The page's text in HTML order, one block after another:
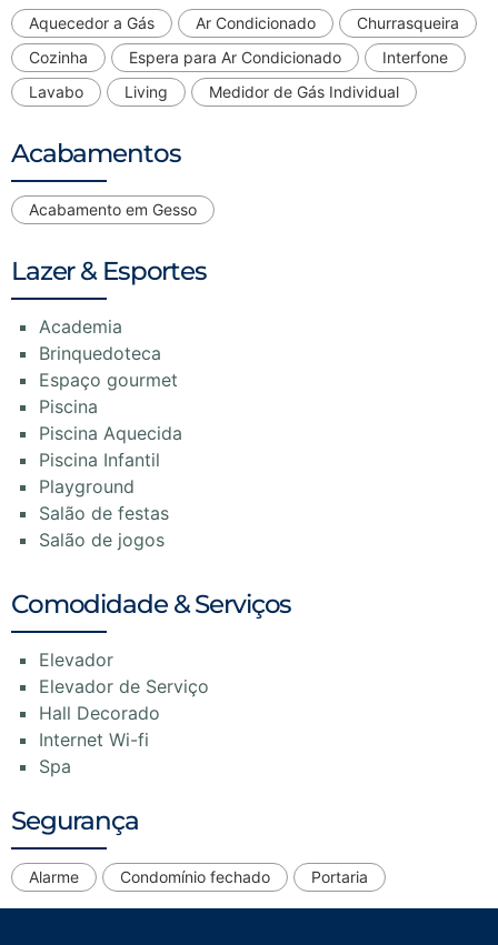
Aquecedor a Gás Ar Condicionado
Churrasqueira
Cozinha
Espera para Ar Condicionado
Interfone
Lavabo
Living Medidor de Gás Individual
Acabamentos
Acabamento em Gesso
Lazer & Esportes
Academia
Brinquedoteca
Espaço gourmet
Piscina
Piscina Aquecida
Piscina Infantil
Playground
Salão de festas
Salão de jogos
Comodidade & Serviços
Elevador
Elevador de Serviço
Hall Decorado
Internet Wi-fi
Spa
Segurança
Alarme Condomínio fechado Portaria